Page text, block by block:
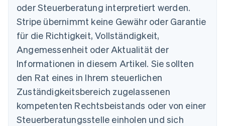
oder Steuerberatung interpretiert werden.
Stripe übernimmt keine Gewähr oder Garantie
für die Richtigkeit, Vollständigkeit,
Angemessenheit oder Aktualität der
Informationen in diesem Artikel. Sie sollten
den Rat eines in Ihrem steuerlichen
Zuständigkeitsbereich zugelassenen
kompetenten Rechtsbeistands oder von einer
Steuerberatungsstelle einholen und sich
Australien
English
Belgien
NederlandsFrançais DeutschEnglish
Brasilien
Bulgarien
English
Dänemark
English
Deutschland
DeutschEnglish